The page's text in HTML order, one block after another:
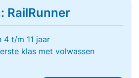
RailRunner
4 t/m 11 jaar
klas met volwassen